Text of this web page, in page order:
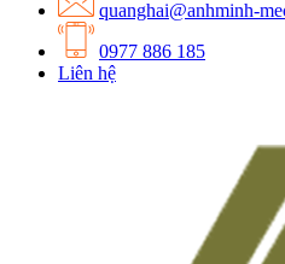
quanghai@anhminh-
0977 886 185
Liên hệ